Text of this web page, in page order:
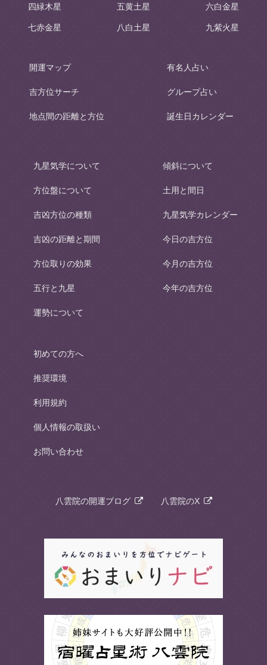
四緑木星 五黄土星 六白金星
七赤金星 八白土星 九紫火星
開運マップ
吉方位サーチ
地点間の距離と方位
有名人占い
グループ占い
誕生日カレンダー
九星気学について
方位盤について
吉凶方位の種類
吉凶の距離と期間
方位取りの効果
五行と九星
運勢について
傾斜について
土用と間日
九星気学カレンダー
今日の吉方位
今月の吉方位
今年の吉方位
初めての方へ
推奨環境
利用規約
個人情報の取扱い
お問い合わせ
八雲院の開運ブログ 八雲院のX